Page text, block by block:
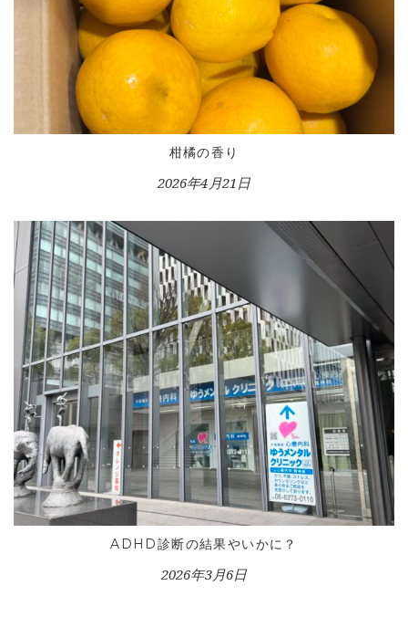
柑橘の香り
2026年4月21日
ADHD診断の結果やいかに？
2026年3月6日